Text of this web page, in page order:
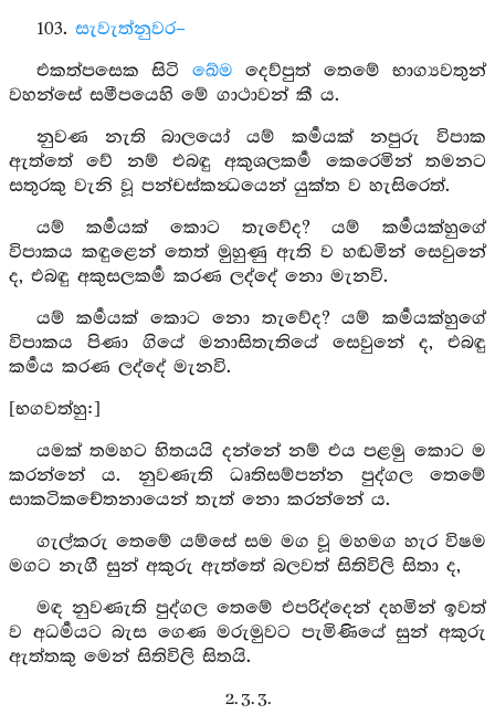
103. සැවැත්නුවර–
එකත්පසෙක සිටි ඛේම දෙව්පුත් තෙමේ භාග්‍යවතුන්
වහන්සේ සමීපයෙහි මේ ගාථාවන් කී ය.
නුවණ නැති බාලයෝ යම් කර්‍මයක් නපුරු විපාක
ඇත්තේ වේ නම් එබඳු අකුශලකර්‍ම කෙරෙමින් තමනට
සතුරකු වැනි වූ පන්චස්කන්‍ධයෙන් යුක්ත ව හැසිරෙත්.
යම් කර්‍මයක් කොට තැවේද? යම් කර්‍මයක්හුගේ
විපාකය කඳුළෙන් තෙත් මුහුණු ඇති ව හඬමින් සෙවුනේ
ද, එබඳු අකුසලකර්‍ම කරණ ලද්දේ නො මැනවි.
යම් කර්‍මයක් කොට නො තැවේද? යම් කර්‍මයක්හුගේ
විපාකය පිණා ගියේ මනාසිතැතියේ සෙවුනේ ද, එබඳු
කර්‍මය කරණ ලද්දේ මැනවි.
[භගවත්හු:]
යමක් තමහට හිතයයි දන්නේ නම් එය පළමු කොට ම
කරන්නේ ය. නුවණැති ධෘතිසම්පන්න පුද්ගල තෙමේ
සාකටිකචේතනායෙන් තැත් නො කරන්නේ ය.
ගැල්කරු තෙමේ යම්සේ සම මග වූ මහමග හැර විෂම
මගට නැගී සුන් අකුරු ඇත්තේ බලවත් සිතිවිලි සිතා ද,
මඳ නුවණැති පුද්ගල තෙමේ එපරිද්දෙන් දහමින් ඉවත්
ව අධර්‍මයට බැස ගෙණ මරුමුවට පැමිණියේ සුන් අකුරු
ඇත්තකු මෙන් සිතිවිලි සිතයි.
2. 3. 3.